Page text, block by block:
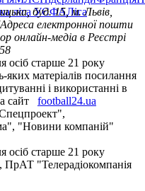
ліга УЄФАЛіга
буд. 15, м. Львів,
Адреса електронної пошти
онлайн-медіа в Реєстрі
осіб старше 21 року
яких матеріалів посилання
і використанні в
сайт
football24.ua
"Новини компаній"
осіб старше 21 року
, ПрАТ "Телерадіокомпанія